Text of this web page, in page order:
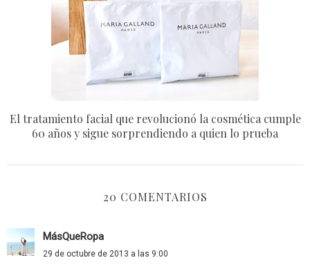
El tratamiento facial que revolucionó la cosmética cumple
60 años y sigue sorprendiendo a quien lo prueba
20 COMENTARIOS
MásQueRopa
29 de octubre de 2013 a las 9:00